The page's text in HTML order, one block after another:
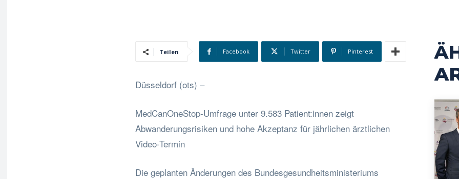
Teilen Facebook Twitter Pinterest
Düsseldorf (ots) –
MedCanOneStop-Umfrage unter 9.583 Patient:innen zeigt
Abwanderungsrisiken und hohe Akzeptanz für jährlichen ärztlichen
Video-Termin
Die geplanten Änderungen des Bundesgesundheitsministeriums